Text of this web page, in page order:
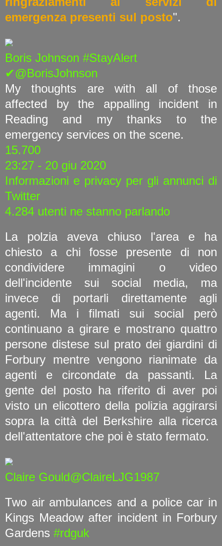
emergenza presenti sul posto".
Boris Johnson #StayAlert
✔@BorisJohnson
My thoughts are with all of those
affected by the appalling incident in
Reading and my thanks to the
emergency services on the scene.
15.700
23:27 - 20 giu 2020
Informazioni e privacy per gli annunci di
Twitter
4.284 utenti ne stanno parlando
La polzia aveva chiuso l'area e ha
chiesto a chi fosse presente di non
condividere immagini o video
dell'incidente sui social media, ma
invece di portarli direttamente agli
agenti. Ma i filmati sui social però
continuano a girare e mostrano quattro
persone distese sul prato dei giardini di
Forbury mentre vengono rianimate da
agenti e circondate da passanti. La
gente del posto ha riferito di aver poi
visto un elicottero della polizia aggirarsi
sopra la città del Berkshire alla ricerca
dell'attentatore che poi è stato fermato.
Claire Gould@ClaireLJG1987
Two air ambulances and a police car in
Kings Meadow after incident in Forbury
Gardens #rdguk